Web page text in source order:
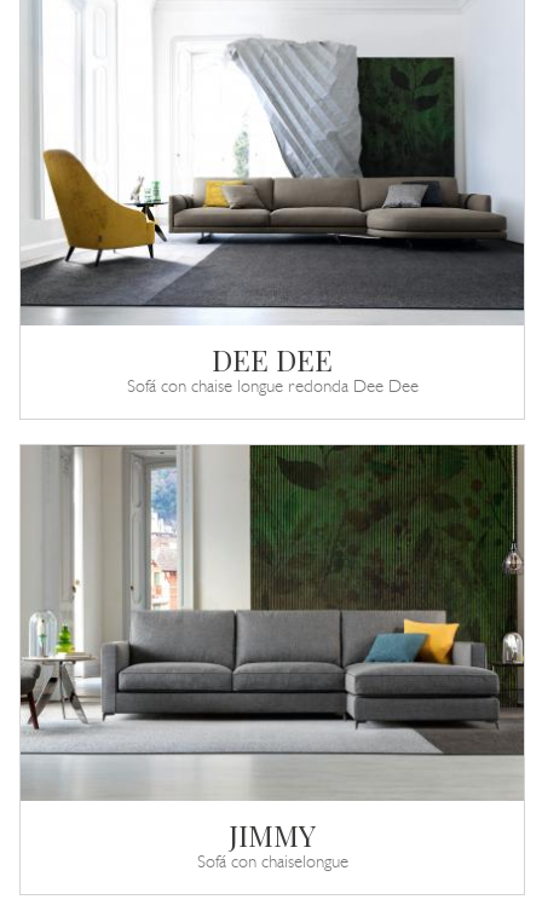
DEE DEE
Sofá con chaise longue redonda Dee Dee
JIMMY
Sofá con chaiselongue